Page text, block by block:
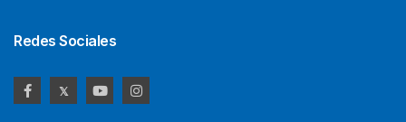
Redes Sociales